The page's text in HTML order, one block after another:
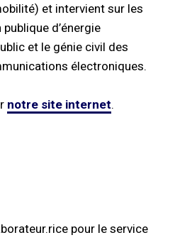
et intervient sur les
d’énergie
et le génie civil des
électroniques.
notre site internet.
pour le service